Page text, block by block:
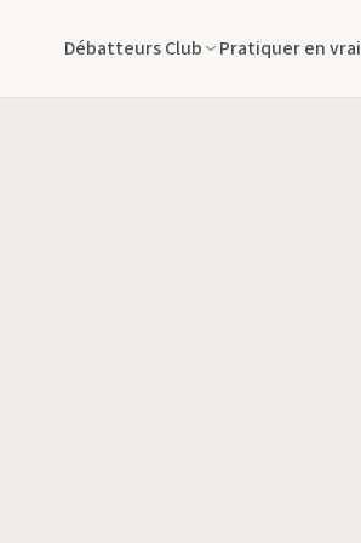
Débatteurs Club Pratiquer en vrai